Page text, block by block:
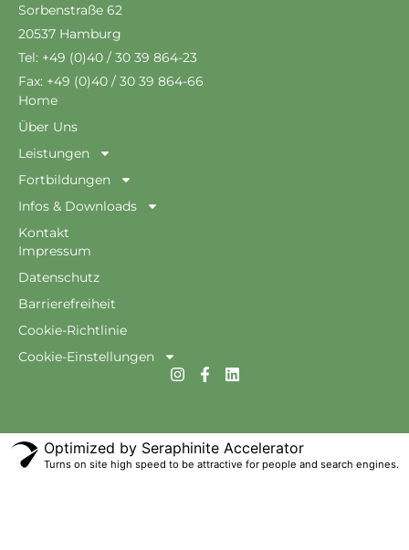
Sorbenstraße 62
20537 Hamburg
Tel: +49 (0)40 / 30 39 864-23
Fax: +49 (0)40 / 30 39 864-66
Home
Über Uns
Leistungen
Fortbildungen
Infos & Downloads
Kontakt
Impressum
Datenschutz
Barrierefreiheit
Cookie-Richtlinie
Cookie-Einstellungen
Optimized by Seraphinite Accelerator
Turns on site high speed to be attractive for people and search engines.